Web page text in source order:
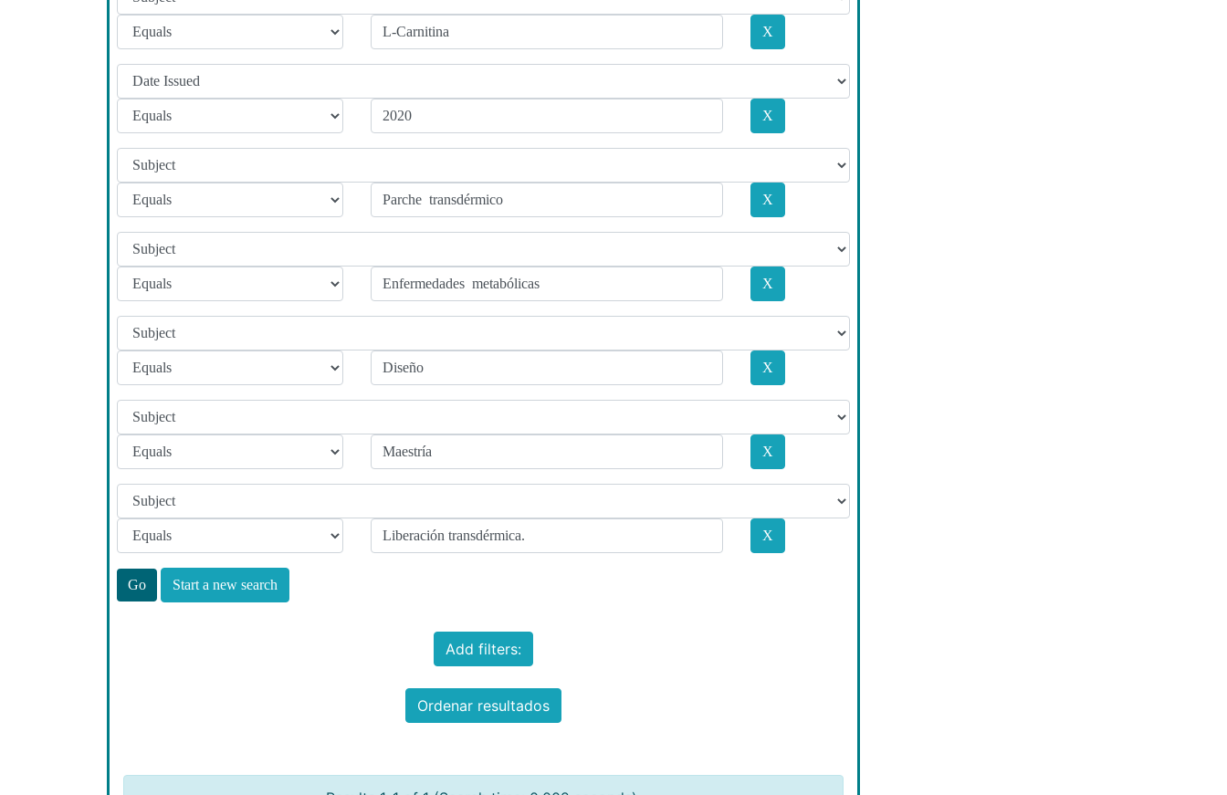
Start a new search
Add filters:
Ordenar resultados